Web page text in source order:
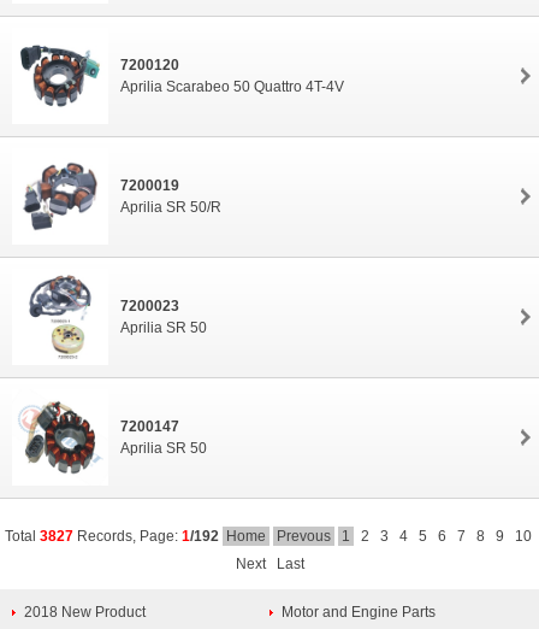
7200120
Aprilia Scarabeo 50 Quattro 4T-4V
7200019
Aprilia SR 50/R
7200023
Aprilia SR 50
7200147
Aprilia SR 50
Total 3827Records, Page: 1/192 Home Prevous 1 2 3 4 5 6 7 8 9
10
Next
Last
2018 New Product
Motor and Engine Parts